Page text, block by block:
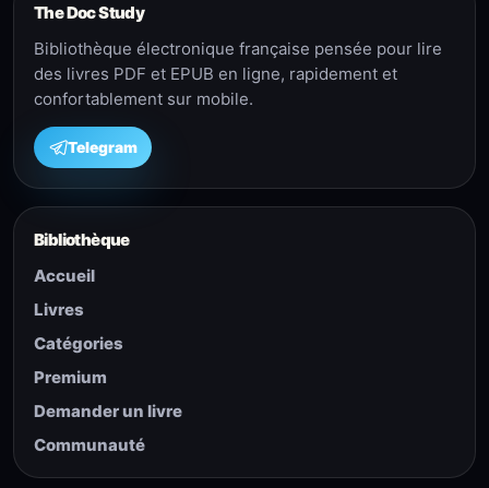
The Doc Study
Bibliothèque électronique française pensée pour lire
des livres PDF et EPUB en ligne, rapidement et
confortablement sur mobile.
Telegram
Bibliothèque
Accueil
Livres
Catégories
Premium
Demander un livre
Communauté